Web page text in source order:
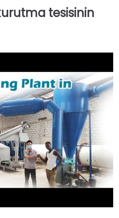
tesisinin